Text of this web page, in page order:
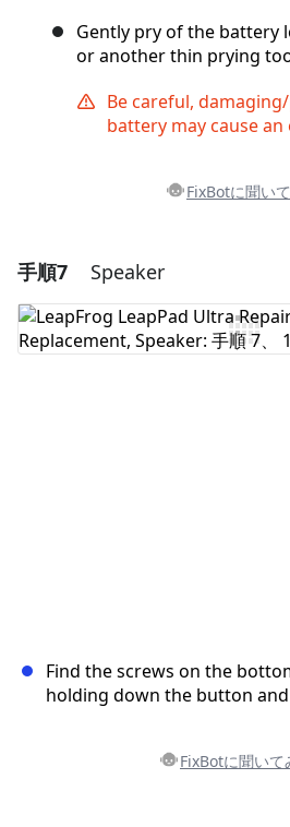
Gently pry of the battery
or another thin prying
Be careful,
battery may cause an
FixBotに聞い
コメントを追加
手順7 Speaker
Find the screws on the
holding down the button
FixBotに聞いて